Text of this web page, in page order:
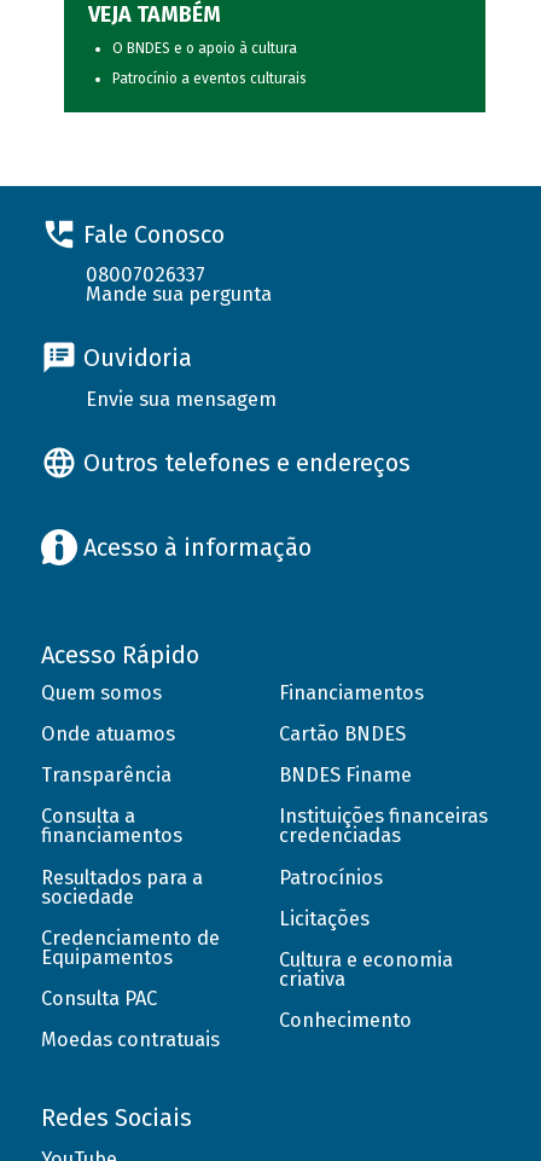
VEJA TAMBÉM
O BNDES e o apoio à cultura
Patrocínio a eventos culturais
Fale Conosco
08007026337
Mande sua pergunta
Ouvidoria
Envie sua mensagem
Outros telefones e endereços
Acesso à informação
Acesso Rápido
Quem somos
Onde atuamos
Transparência
Consulta a
financiamentos
Resultados para a
sociedade
Credenciamento de
Equipamentos
Consulta PAC
Moedas contratuais
Financiamentos
Cartão BNDES
BNDES Finame
Instituições financeiras
credenciadas
Patrocínios
Licitações
Cultura e economia
criativa
Conhecimento
Redes Sociais